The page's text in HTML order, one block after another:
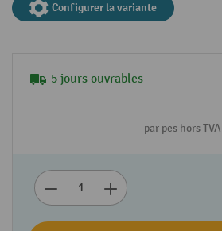
Configurer la variante
5 jours ouvrables
par pcs hors